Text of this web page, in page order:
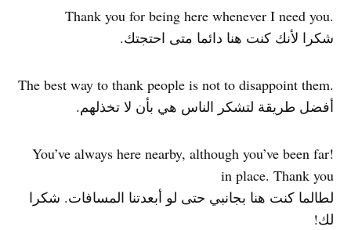
.Thank you for being here whenever I need you
شكرا لأنك كنت هنا دائما متى احتجتك.
.The best way to thank people is not to disappoint them
أفضل طريقة لتشكر الناس هي بأن لا تخذلهم.
!You’ve always here nearby, although you’ve been far
in place. Thank you
لطالما كنت هنا بجانبي حتى لو أبعدتنا المسافات. شكرا
لك!